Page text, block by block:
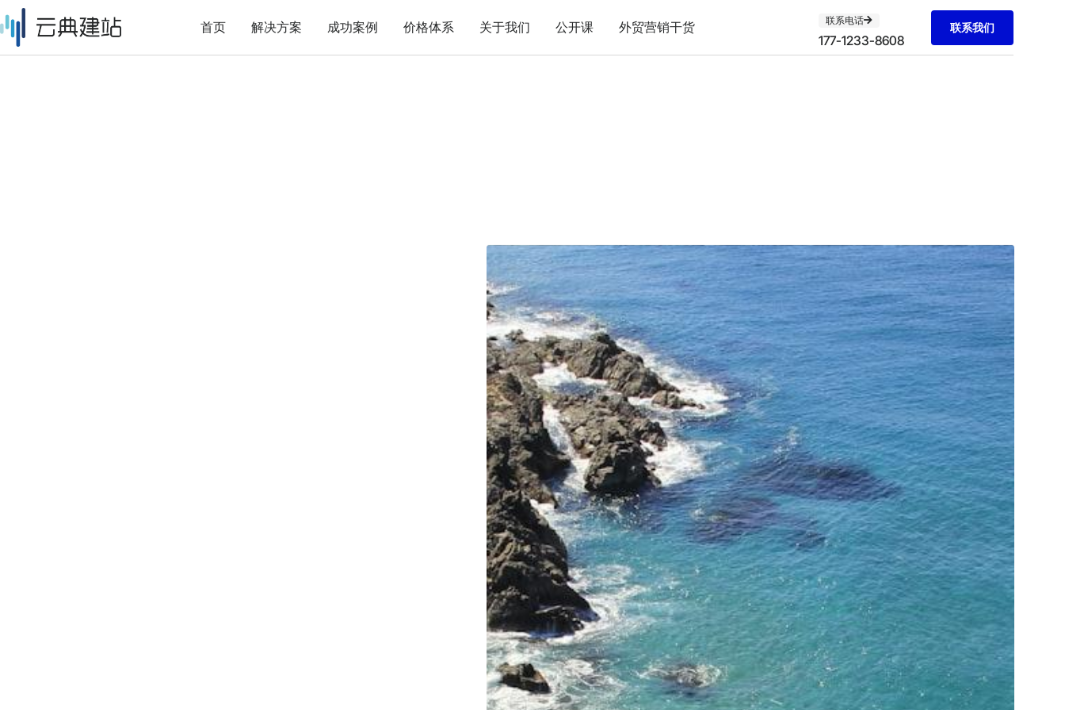
首页 解决方案 成功案例 价格体系 关于我们 公开课 外贸营销干货 联系电话
177-1233-8608
联系我们